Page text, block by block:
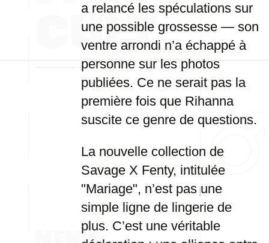
a relancé les spéculations sur
une possible grossesse — son
ventre arrondi n’a échappé à
personne sur les photos
publiées. Ce ne serait pas la
première fois que Rihanna
suscite ce genre de questions.
La nouvelle collection de
Savage X Fenty, intitulée
"Mariage", n’est pas une
simple ligne de lingerie de
plus. C’est une véritable